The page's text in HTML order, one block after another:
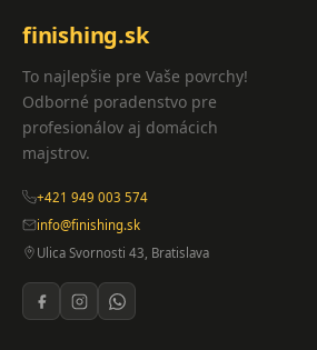
finishing.sk
To najlepšie pre Vaše povrchy!
Odborné poradenstvo pre
profesionálov aj domácich
majstrov.
+421 949 003 574
info@finishing.sk
Ulica Svornosti 43, Bratislava